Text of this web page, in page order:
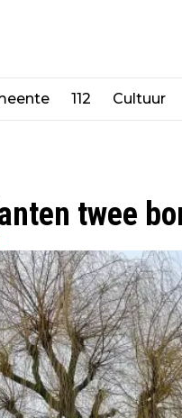
112 Cultuur
twee